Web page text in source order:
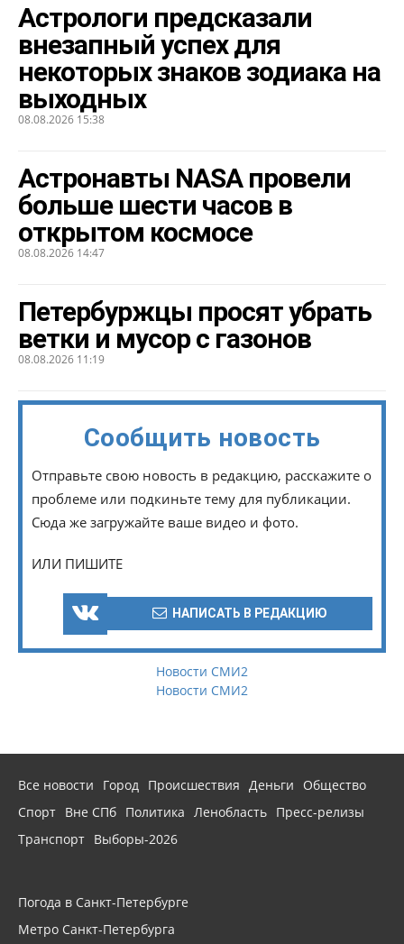
Астрологи предсказали
внезапный успех для
некоторых знаков зодиака на
выходных
08.08.2026 15:38
Астронавты NASA провели
больше шести часов в
открытом космосе
08.08.2026 14:47
Петербуржцы просят убрать
ветки и мусор с газонов
08.08.2026 11:19
Сообщить новость
Отправьте свою новость в редакцию, расскажите о
проблеме или подкиньте тему для публикации.
Сюда же загружайте ваше видео и фото.
ИЛИ ПИШИТЕ
НАПИСАТЬ В РЕДАКЦИЮ
Новости СМИ2
Новости СМИ2
Все новости Город Происшествия Деньги
Общество
Спорт Вне СПб Политика Ленобласть Пресс-релизы
Транспорт Выборы-2026
Погода в Санкт-Петербурге
Метро Санкт-Петербурга